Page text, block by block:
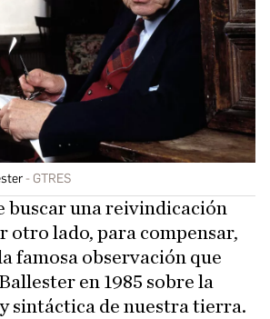
GTRES
buscar una reivindicación
otro lado, para compensar,
famosa observación que
en 1985 sobre la
sintáctica de nuestra tierra.